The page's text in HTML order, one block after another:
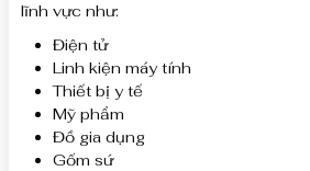
lĩnh vực như:
Điện tử
Linh kiện máy tính
Thiết bị y tế
Mỹ phẩm
Đồ gia dụng
Gốm sứ